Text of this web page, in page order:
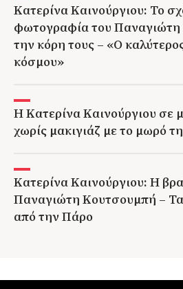
Κατερίνα Καινούργιου: Το
φωτογραφία του
την κόρη τους – «Ο
κόσμου»
Η Κατερίνα Καινούργιου σε
χωρίς μακιγιάζ με το μωρό
Κατερίνα Καινούργιου: Η
Παναγιώτη Κουτσουμπή – Τα
από την Πάρο